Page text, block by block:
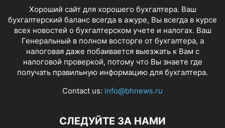
Хороший сайт для хорошего бухгалтера. Ваш
бухгалтерский баланс всегда в ажуре, Вы всегда в курсе
всех новостей о бухгалтерском учете и налогах. Ваш
Генеральный в полном восторге от бухгалтера, а
налоговая даже побаивается выезжать к Вам с
налоговой проверкой, потому что Вы знаете где
получать правильную информацию для бухгалтера.
Contact us: info@bhnews.ru
СЛЕДУЙТЕ ЗА НАМИ